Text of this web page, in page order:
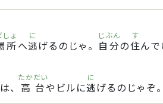
所
しょ
へ逃
に
げるのじゃ。 自分
じぶん
の住
す
んで
、 高台
たかだい
やビルに逃
に
げるのじゃぞ。